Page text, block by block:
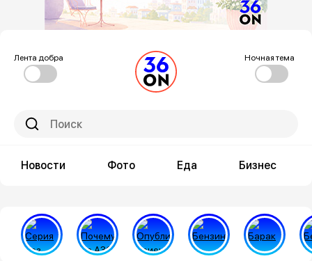
Лента добра Ночная тема
Новости Фото Еда Бизнес